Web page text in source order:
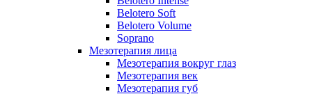
Belotero Soft
Belotero Volume
Soprano
Мезотерапия лица
Мезотерапия вокруг глаз
Мезотерапия век
Мезотерапия губ